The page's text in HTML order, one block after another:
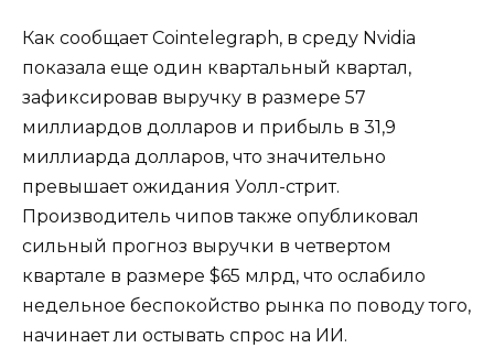
Как сообщает Cointelegraph, в среду Nvidia
показала еще один квартальный квартал,
зафиксировав выручку в размере 57
миллиардов долларов и прибыль в 31,9
миллиарда долларов, что значительно
превышает ожидания Уолл-стрит.
Производитель чипов также опубликовал
сильный прогноз выручки в четвертом
квартале в размере $65 млрд, что ослабило
недельное беспокойство рынка по поводу того,
начинает ли остывать спрос на ИИ.